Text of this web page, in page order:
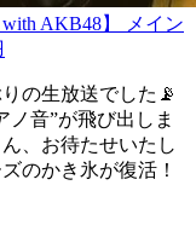
AKB48】 メイン
の生放送でした📡
ノ音”が飛び出しま
、お待たせいたし
のかき氷が復活！